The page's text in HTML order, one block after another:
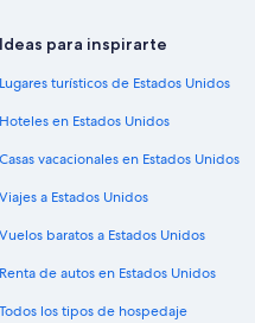
Ideas para inspirarte
Lugares turísticos de Estados Unidos
Hoteles en Estados Unidos
Casas vacacionales en Estados Unidos
Viajes a Estados Unidos
Vuelos baratos a Estados Unidos
Renta de autos en Estados Unidos
Todos los tipos de hospedaje